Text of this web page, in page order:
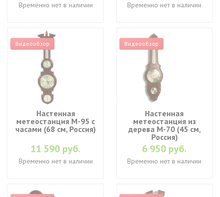
Временно нет в наличии Временно нет в наличии
Видеообзор
Настенная
метеостанция М-95 с
часами (68 см, Россия)
11 590 руб.
Временно нет в наличии
Видеообзор
Настенная
метеостанция из
дерева М-70 (45 см,
Россия)
6 950 руб.
Временно нет в наличии